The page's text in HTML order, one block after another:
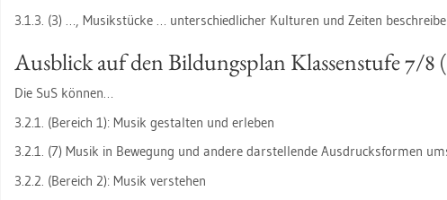
3.1.3. (3) …, Mu­sik­stü­cke … un­ter­schied­li­cher Kul­tu­ren und Zei­ten
Aus­blick auf den Bil­dungs­plan Klas­sen­stu­fe 7/8
Die SuS kön­nen…
3.2.1. (Be­reich 1): Musik ge­stal­ten und er­le­ben
3.2.1. (7) Musik in Be­we­gung und an­de­re dar­stel­len­de Aus­drucks­for­men
3.2.2. (Be­reich 2): Musik ver­ste­hen